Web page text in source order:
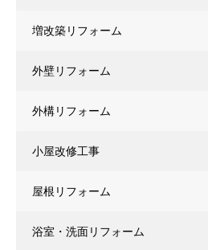
増改築リフォーム
外壁リフォーム
外構リフォーム
小屋改修工事
屋根リフォーム
浴室・洗面リフォーム